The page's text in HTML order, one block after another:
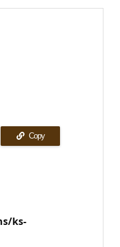
Copy
ks-